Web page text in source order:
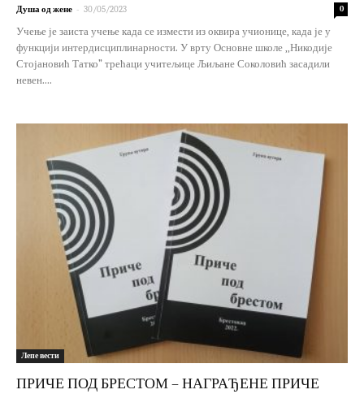
Душа од жене - 30/05/2023 0
Учење је заиста учење када се измести из оквира учионице, када је у
функцији интердисциплинарности. У врту Основне школе ,,Никодије
Стојановић Татко” трећаци учитељице Љиљане Соколовић засадили
невен....
Лепе вести
ПРИЧЕ ПОД БРЕСТОМ – НАГРАЂЕНЕ ПРИЧЕ